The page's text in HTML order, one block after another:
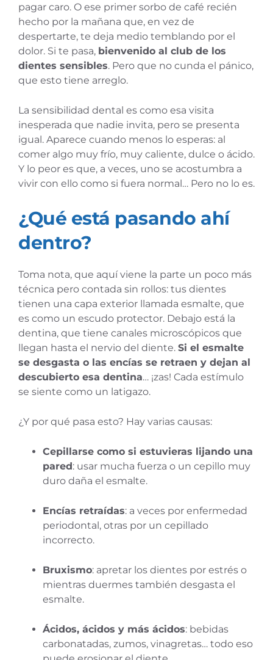
pagar caro. O ese primer sorbo de café recién
hecho por la mañana que, en vez de
despertarte, te deja medio temblando por el
dolor. Si te pasa, bienvenido al club de los
dientes sensibles. Pero que no cunda el pánico,
que esto tiene arreglo.
La sensibilidad dental es como esa visita
inesperada que nadie invita, pero se presenta
igual. Aparece cuando menos lo esperas: al
comer algo muy frío, muy caliente, dulce o ácido.
Y lo peor es que, a veces, uno se acostumbra a
vivir con ello como si fuera normal… Pero no lo es.
¿Qué está pasando ahí
dentro?
Toma nota, que aquí viene la parte un poco más
técnica pero contada sin rollos: tus dientes
tienen una capa exterior llamada esmalte, que
es como un escudo protector. Debajo está la
dentina, que tiene canales microscópicos que
llegan hasta el nervio del diente. Si el esmalte
se desgasta o las encías se retraen y dejan al
descubierto esa dentina… ¡zas! Cada estímulo
se siente como un latigazo.
¿Y por qué pasa esto? Hay varias causas:
Cepillarse como si estuvieras lijando una
pared: usar mucha fuerza o un cepillo muy
duro daña el esmalte.
Encías retraídas: a veces por enfermedad
periodontal, otras por un cepillado
incorrecto.
Bruxismo: apretar los dientes por estrés o
mientras duermes también desgasta el
esmalte.
Ácidos, ácidos y más ácidos: bebidas
carbonatadas, zumos, vinagretas… todo eso